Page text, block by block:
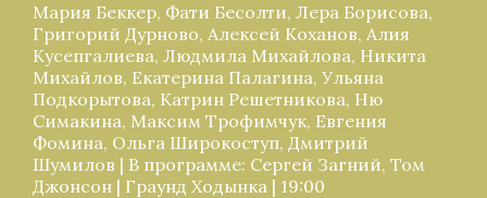
Мария Беккер, Фати Бесолти, Лера Борисова,
Григорий Дурново, Алексей Коханов, Алия
Кусепгалиева, Людмила Михайлова, Никита
Михайлов, Екатерина Палагина, Ульяна
Подкорытова, Катрин Решетникова, Ню
Симакина, Максим Трофимчук, Евгения
Фомина, Ольга Широкоступ, Дмитрий
Шумилов | В программе: Сергей Загний, Том
Джонсон | Граунд Ходынка | 19:00